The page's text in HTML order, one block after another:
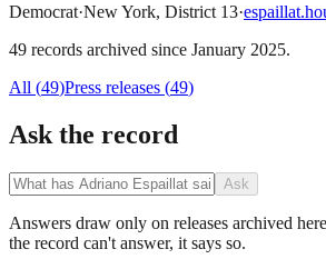
Democrat·New York, District 13·
49 records archived since January 2025.
All (49)Press releases (49)
Ask the record
Ask
Answers draw only on releases archived
the record can't answer, it says so.